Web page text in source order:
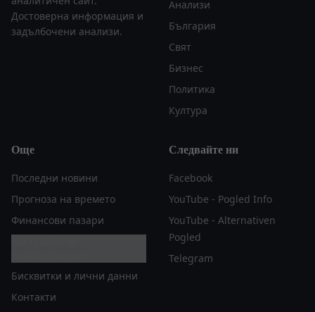
Достоверна информация и
задълбочени анализи.
Анализи
България
Свят
Бизнес
Политика
Култура
Още
Последни новини
Прогноза на времето
Финансови пазари
Бисквитки и лични данни
Контакти
Следвайте ни
Facebook
YouTube - Pogled Info
YouTube - Alternativen
Pogled
Telegram